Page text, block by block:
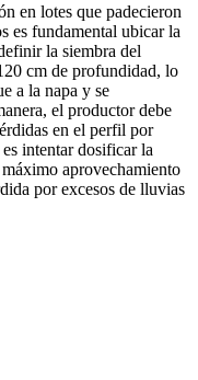
en lotes que padecieron
es fundamental ubicar la
la siembra del
cm de profundidad, lo
a la napa y se
el productor debe
en el perfil por
intentar dosificar la
aprovechamiento
por excesos de lluvias